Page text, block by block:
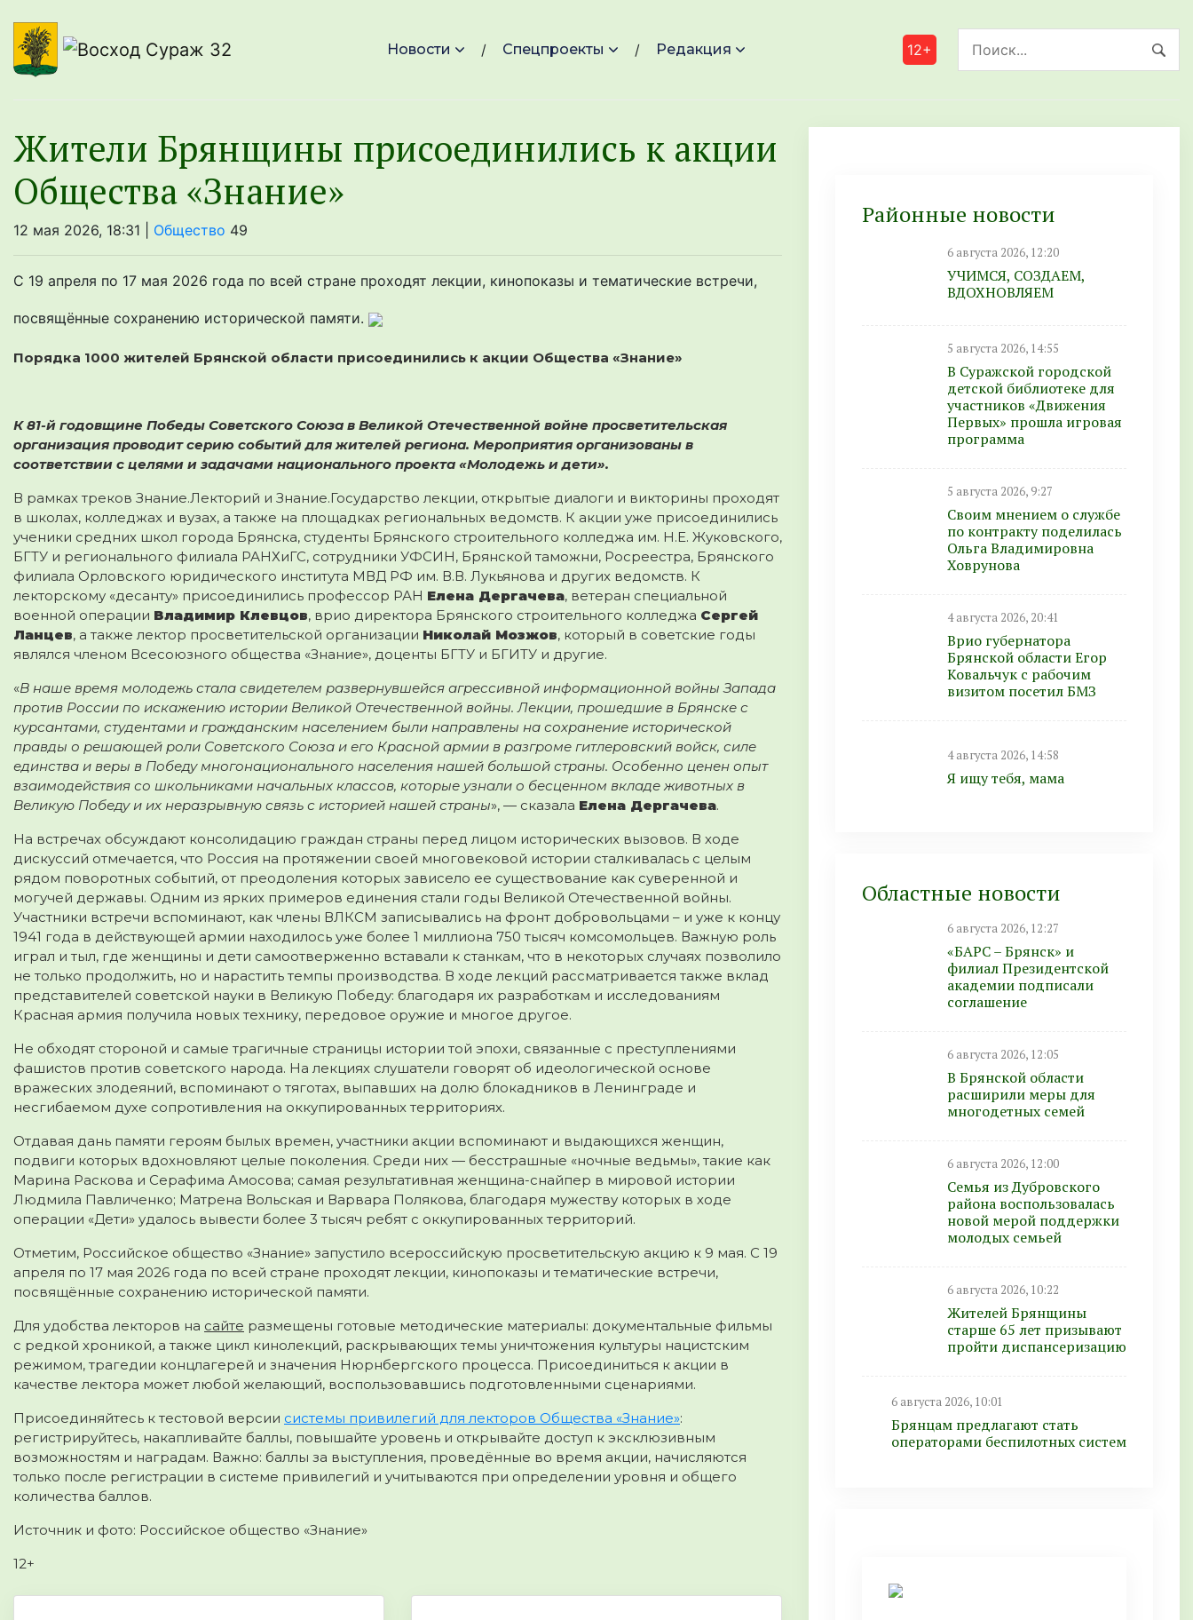
Новости Спецпроекты Редакция 12+
Жители Брянщины присоединились к акции
Общества «Знание»
12 мая 2026, 18:31 | Общество 49
С 19 апреля по 17 мая 2026 года по всей стране проходят лекции, кинопоказы и тематические встречи,
посвящённые сохранению исторической памяти.
Порядка 1000 жителей Брянской области присоединились к акции Общества «Знание»
К 81-й годовщине Победы Советского Союза в Великой Отечественной войне просветительская
организация проводит серию событий для жителей региона. Мероприятия организованы в
соответствии с целями и задачами национального проекта «Молодежь и дети».
В рамках треков Знание.Лекторий и Знание.Государство лекции, открытые диалоги и викторины проходят
в школах, колледжах и вузах, а также на площадках региональных ведомств. К акции уже присоединились
ученики средних школ города Брянска, студенты Брянского строительного колледжа им. Н.Е. Жуковского,
БГТУ и регионального филиала РАНХиГС, сотрудники УФСИН, Брянской таможни, Росреестра, Брянского
филиала Орловского юридического института МВД РФ им. В.В. Лукьянова и других ведомств. К
лекторскому «десанту» присоединились профессор РАН Елена Дергачева, ветеран специальной
военной операции Владимир Клевцов, врио директора Брянского строительного колледжа Сергей
Ланцев, а также лектор просветительской организации Николай Мозжов, который в советские годы
являлся членом Всесоюзного общества «Знание», доценты БГТУ и БГИТУ и другие.
«В наше время молодежь стала свидетелем развернувшейся агрессивной информационной войны Запада
против России по искажению истории Великой Отечественной войны. Лекции, прошедшие в Брянске с
курсантами, студентами и гражданским населением были направлены на сохранение исторической
правды о решающей роли Советского Союза и его Красной армии в разгроме гитлеровский войск, силе
единства и веры в Победу многонационального населения нашей большой страны. Особенно ценен опыт
взаимодействия со школьниками начальных классов, которые узнали о бесценном вкладе животных в
Великую Победу и их неразрывную связь с историей нашей страны», — сказала Елена Дергачева.
На встречах обсуждают консолидацию граждан страны перед лицом исторических вызовов. В ходе
дискуссий отмечается, что Россия на протяжении своей многовековой истории сталкивалась с целым
рядом поворотных событий, от преодоления которых зависело ее существование как суверенной и
могучей державы. Одним из ярких примеров единения стали годы Великой Отечественной войны.
Участники встречи вспоминают, как члены ВЛКСМ записывались на фронт добровольцами – и уже к концу
1941 года в действующей армии находилось уже более 1 миллиона 750 тысяч комсомольцев. Важную роль
играл и тыл, где женщины и дети самоотверженно вставали к станкам, что в некоторых случаях позволило
не только продолжить, но и нарастить темпы производства. В ходе лекций рассматривается также вклад
представителей советской науки в Великую Победу: благодаря их разработкам и исследованиям
Красная армия получила новых технику, передовое оружие и многое другое.
Не обходят стороной и самые трагичные страницы истории той эпохи, связанные с преступлениями
фашистов против советского народа. На лекциях слушатели говорят об идеологической основе
вражеских злодеяний, вспоминают о тяготах, выпавших на долю блокадников в Ленинграде и
несгибаемом духе сопротивления на оккупированных территориях.
Отдавая дань памяти героям былых времен, участники акции вспоминают и выдающихся женщин,
подвиги которых вдохновляют целые поколения. Среди них — бесстрашные «ночные ведьмы», такие как
Марина Раскова и Серафима Амосова; самая результативная женщина-снайпер в мировой истории
Людмила Павличенко; Матрена Вольская и Варвара Полякова, благодаря мужеству которых в ходе
операции «Дети» удалось вывести более 3 тысяч ребят с оккупированных территорий.
Отметим, Российское общество «Знание» запустило всероссийскую просветительскую акцию к 9 мая. С 19
апреля по 17 мая 2026 года по всей стране проходят лекции, кинопоказы и тематические встречи,
посвящённые сохранению исторической памяти.
Для удобства лекторов на сайте размещены готовые методические материалы: документальные фильмы
с редкой хроникой, а также цикл кинолекций, раскрывающих темы уничтожения культуры нацистским
режимом, трагедии концлагерей и значения Нюрнбергского процесса. Присоединиться к акции в
качестве лектора может любой желающий, воспользовавшись подготовленными сценариями.
Присоединяйтесь к тестовой версии системы привилегий для лекторов Общества «Знание»:
регистрируйтесь, накапливайте баллы, повышайте уровень и открывайте доступ к эксклюзивным
возможностям и наградам. Важно: баллы за выступления, проведённые во время акции, начисляются
только после регистрации в системе привилегий и учитываются при определении уровня и общего
количества баллов.
Источник и фото: Российское общество «Знание»
12+
Районные новости
6 августа 2026, 12:20
УЧИМСЯ, СОЗДАЕМ,
ВДОХНОВЛЯЕМ
5 августа 2026, 14:55
В Суражской городской
детской библиотеке для
участников «Движения
Первых» прошла игровая
программа
5 августа 2026, 9:27
Своим мнением о службе
по контракту поделилась
Ольга Владимировна
Ховрунова
4 августа 2026, 20:41
Врио губернатора
Брянской области Егор
Ковальчук с рабочим
визитом посетил БМЗ
4 августа 2026, 14:58
Я ищу тебя, мама
Областные новости
6 августа 2026, 12:27
«БАРС – Брянск» и
филиал Президентской
академии подписали
соглашение
6 августа 2026, 12:05
В Брянской области
расширили меры для
многодетных семей
6 августа 2026, 12:00
Семья из Дубровского
района воспользовалась
новой мерой поддержки
молодых семьей
6 августа 2026, 10:22
Жителей Брянщины
старше 65 лет призывают
пройти диспансеризацию
6 августа 2026, 10:01
Брянцам предлагают стать
оперaторами бeспилотных систeм